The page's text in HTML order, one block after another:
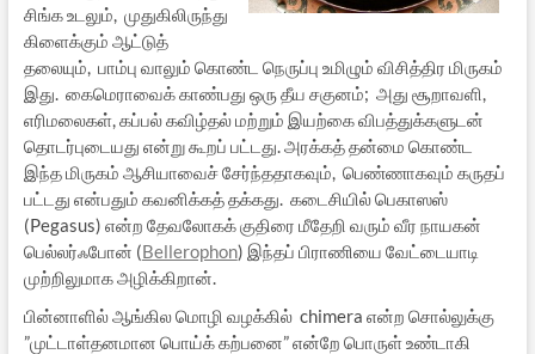
சிங்க உடலும், முதுகிலிருந்து
கிளைக்கும் ஆட்டுத்
தலையும், பாம்பு வாலும் கொண்ட நெருப்பு உமிழும் விசித்திர மிருகம்
இது. கைமெராவைக் காண்பது ஒரு தீய சகுனம்; அது சூறாவளி,
எரிமலைகள், கப்பல் கவிழ்தல் மற்றும் இயற்கை விபத்துக்களுடன்
தொடர்புடையது என்று கூறப் பட்டது. அரக்கத் தன்மை கொண்ட
இந்த மிருகம் ஆசியாவைச் சேர்ந்ததாகவும், பெண்ணாகவும் கருதப்
பட்டது என்பதும் கவனிக்கத் தக்கது. கடைசியில் பெகாஸஸ்
(Pegasus) என்ற தேவலோகக் குதிரை மீதேறி வரும் வீர நாயகன்
பெல்லர்ஃபோன் (Bellerophon) இந்தப் பிராணியை வேட்டையாடி
முற்றிலுமாக அழிக்கிறான்.
பின்னாளில் ஆங்கில மொழி வழக்கில் chimera என்ற சொல்லுக்கு
”முட்டாள்தனமான பொய்க் கற்பனை” என்றே பொருள் உண்டாகி